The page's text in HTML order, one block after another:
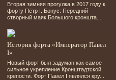
Вторая зимняя прогулка в 2017 году к
форту Пётр I. Бонус: Передний
створный маяк Большого кроншта...
История форта «Император Павел
I»
Новый форт был задуман как самое
сильное укрепление Кронштадтской
крепости. Форт Павел I являлся кру...